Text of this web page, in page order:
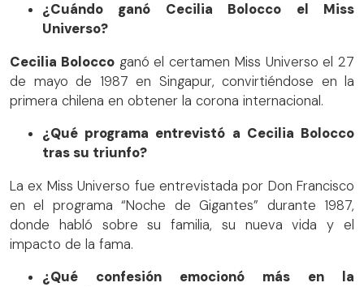
¿Cuándo ganó Cecilia Bolocco el Miss
Universo?
Cecilia Boloccoganó el certamen Miss Universo el 27
de mayo de 1987 en Singapur, convirtiéndose en la
primera chilena en obtener la corona internacional.
¿Qué programa entrevistó a Cecilia Bolocco
tras su triunfo?
La ex Miss Universo fue entrevistada por Don Francisco
en el programa “Noche de Gigantes” durante 1987,
donde habló sobre su familia, su nueva vida y el
impacto de la fama.
¿Qué confesión emocionó más en la